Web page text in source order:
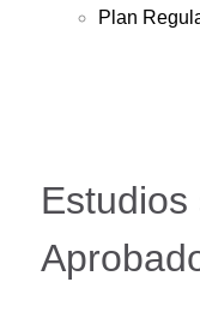
Plan
Estudios